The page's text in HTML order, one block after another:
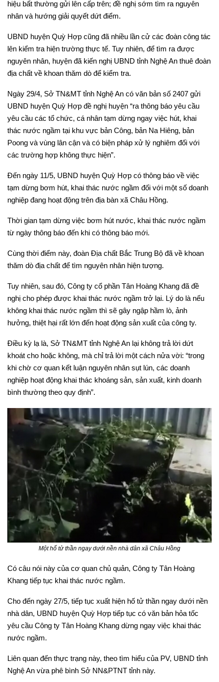
hiệu bất thường gửi lên cấp trên; đề nghị sớm tìm ra nguyên
nhân và hướng giải quyết dứt điểm.
UBND huyện Quỳ Hợp cũng đã nhiều lần cử các đoàn công tác
lên kiểm tra hiện trường thực tế. Tuy nhiên, để tìm ra được
nguyên nhân, huyện đã kiến nghị UBND tỉnh Nghệ An thuê đoàn
địa chất về khoan thăm dò để kiểm tra.
Ngày 29/4, Sở TN&MT tỉnh Nghệ An có văn bản số 2407 gửi
UBND huyện Quỳ Hợp đề nghị huyện “ra thông báo yêu cầu
yêu cầu các tổ chức, cá nhân tạm dừng ngay việc hút, khai
thác nước ngầm tại khu vực bản Công, bản Na Hiêng, bản
Poong và vùng lân cận và có biện pháp xử lý nghiêm đối với
các trường hợp không thực hiện”.
Đến ngày 11/5, UBND huyện Quỳ Hợp có thông báo về việc
tạm dừng bơm hút, khai thác nước ngầm đối với một số doanh
nghiệp đang hoạt động trên địa bàn xã Châu Hồng.
Thời gian tạm dừng việc bơm hút nước, khai thác nước ngầm
từ ngày thông báo đến khi có thông báo mới.
Cùng thời điểm này, đoàn Địa chất Bắc Trung Bộ đã về khoan
thăm dò địa chất để tìm nguyên nhân hiện tượng.
Tuy nhiên, sau đó, Công ty cổ phần Tân Hoàng Khang đã đề
nghị cho phép được khai thác nước ngầm trở lại. Lý do là nếu
không khai thác nước ngầm thì sẽ gây ngập hầm lò, ảnh
hưởng, thiệt hại rất lớn đến hoạt động sản xuất của công ty.
Điều kỳ lạ là, Sở TN&MT tỉnh Nghệ An lại không trả lời dứt
khoát cho hoặc không, mà chỉ trả lời một cách nửa vời: “trong
khi chờ cơ quan kết luận nguyên nhân sụt lún, các doanh
nghiệp hoạt động khai thác khoáng sản, sản xuất, kinh doanh
bình thường theo quy định”.
Một hố tử thần ngay dưới nền nhà dân xã Châu Hồng
Có câu nói này của cơ quan chủ quản, Công ty Tân Hoàng
Khang tiếp tục khai thác nước ngầm.
Cho đến ngày 27/5, tiếp tục xuất hiện hố tử thần ngay dưới nền
nhà dân, UBND huyện Quỳ Hợp tiếp tục có văn bản hỏa tốc
yêu cầu Công ty Tân Hoàng Khang dừng ngay việc khai thác
nước ngầm.
Liên quan đến thực trạng này, theo tìm hiểu của PV, UBND tỉnh
Nghệ An vừa phê bình Sở NN&PTNT tỉnh này.